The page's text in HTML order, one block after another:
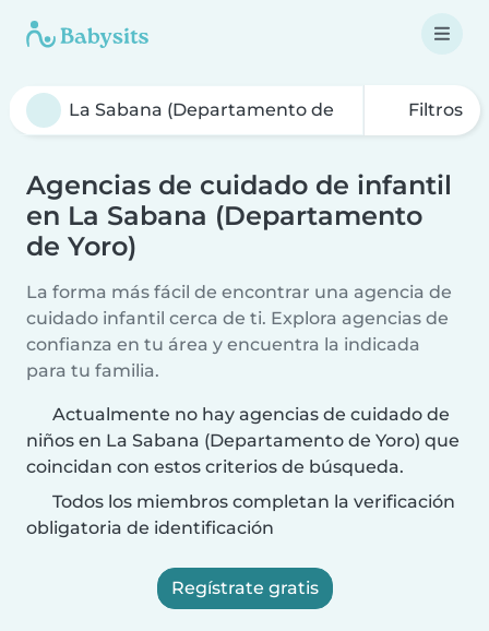
Filtros
Agencias de cuidado de infantil
en La Sabana (Departamento
de Yoro)
La forma más fácil de encontrar una agencia de
cuidado infantil cerca de ti. Explora agencias de
confianza en tu área y encuentra la indicada
para tu familia.
Actualmente no hay agencias de cuidado de
niños en La Sabana (Departamento de Yoro) que
coincidan con estos criterios de búsqueda.
Todos los miembros completan la verificación
obligatoria de identificación
Regístrate gratis